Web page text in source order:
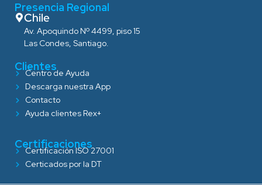
Presencia Regional
Chile
Av. Apoquindo Nº 4499, piso 15
Las Condes, Santiago.
Clientes
Centro de Ayuda
Descarga nuestra App
Contacto
Ayuda clientes Rex+
Certificaciones
Certificación ISO 27001
Certicados por la DT